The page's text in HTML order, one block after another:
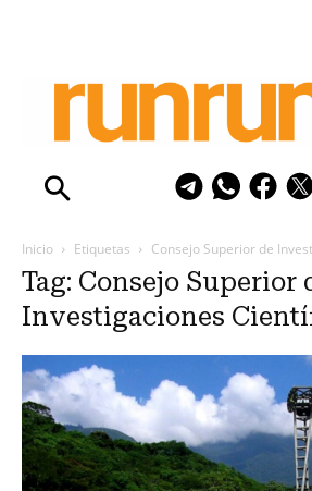
Inicio Etiquetas Consejo Superior de
Tag: Consejo Superior
Investigaciones